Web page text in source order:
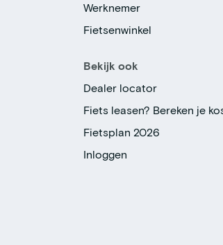
Werknemer
Fietsenwinkel
Bekijk ook
Dealer locator
Fiets leasen? Bereken je
Fietsplan 2026
Inloggen